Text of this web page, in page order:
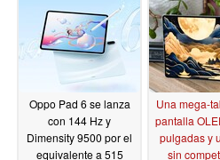
Oppo Pad 6 se lanza
con 144 Hz y
Dimensity 9500 por el
equivalente a 515
Una mega-
pantalla
pulgadas y
sin